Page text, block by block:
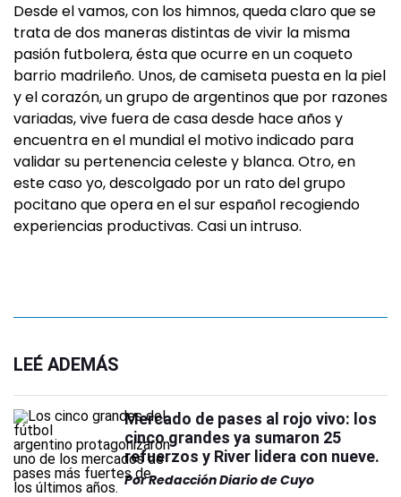
Desde el vamos, con los himnos, queda claro que se
trata de dos maneras distintas de vivir la misma
pasión futbolera, ésta que ocurre en un coqueto
barrio madrileño. Unos, de camiseta puesta en la piel
y el corazón, un grupo de argentinos que por razones
variadas, vive fuera de casa desde hace años y
encuentra en el mundial el motivo indicado para
validar su pertenencia celeste y blanca. Otro, en
este caso yo, descolgado por un rato del grupo
pocitano que opera en el sur español recogiendo
experiencias productivas. Casi un intruso.
LEÉ ADEMÁS
Mercado de pases al rojo vivo: los
cinco grandes ya sumaron 25
refuerzos y River lidera con nueve.
PorRedacción Diario de Cuyo